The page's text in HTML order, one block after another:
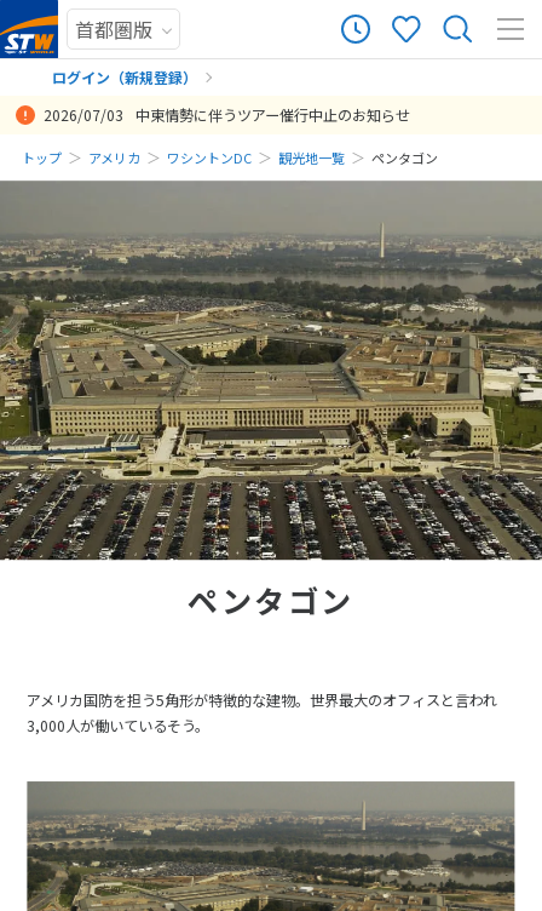
ログイン（新規登録）
まだ履歴がありません
まだ登録がありません
2026/07/03 中東情勢に伴うツアー催行中止のお知らせ
トップ アメリカ ワシントンDC 観光地一覧 ペンタゴン
ペンタゴン
アメリカ国防を担う5角形が特徴的な建物。世界最大のオフィスと言われ
3,000人が働いているそう。